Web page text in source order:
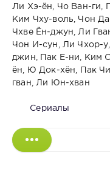
Ли Хэ-ён, Чо Ван-ги,
Ким Чху-воль, Чон
Чхве Ён-джун, Ли
Чон И-сун, Ли
джин, Пак Е-ни, Ким
ён, Ю Док-хён, Пак
гван, Ли Юн-хван
Сериалы